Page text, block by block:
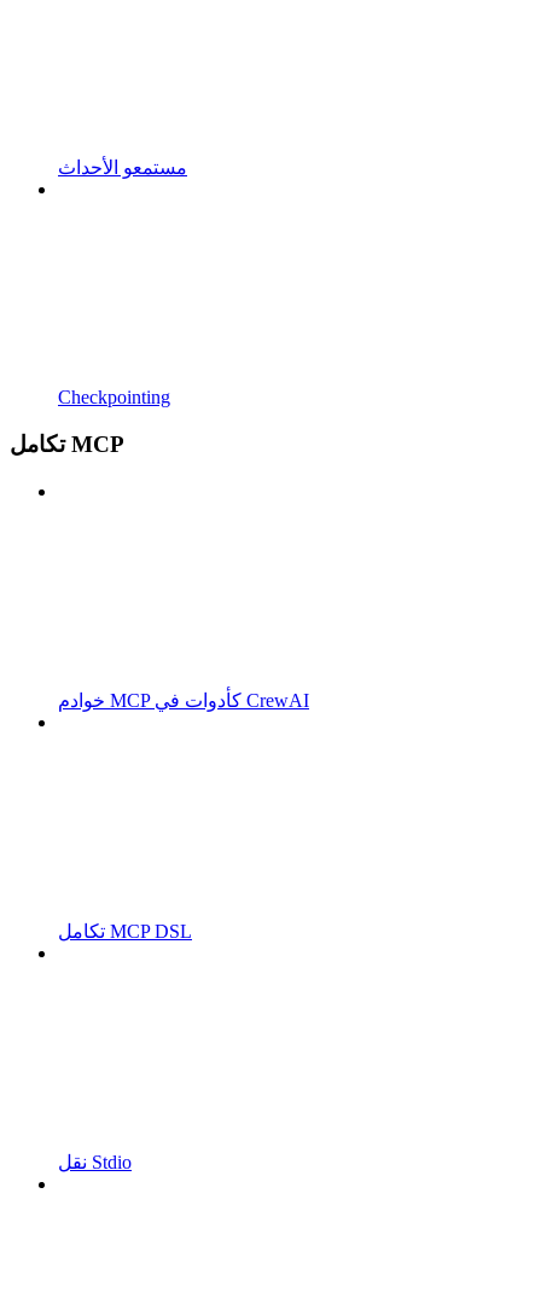
مستمعو الأحداث
Checkpointing
تكامل MCP
خوادم MCP كأدوات في CrewAI
تكامل MCP DSL
نقل Stdio